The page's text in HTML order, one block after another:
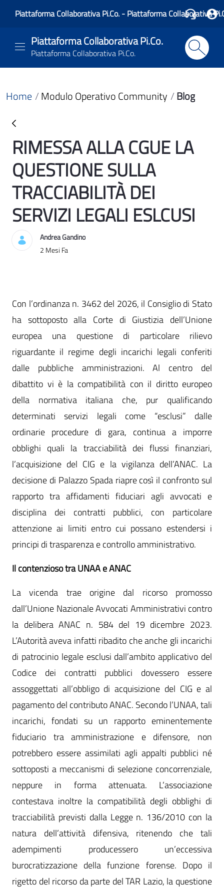
Piattaforma Collaborativa Pi.Co. - Piattaforma Collaborativa
Piattaforma Collaborativa Pi.Co.
Piattaforma Collaborativa Pi.Co.
Home Modulo Operativo Community Blog
BlogRIMESSA ALLA CGUE LA
QUESTIONE SULLA
TRACCIABILITÀ DEI
SERVIZI LEGALI ESLCUSI
Andrea Gandino
Data di Pubblicazione
2 Mesi Fa
Con l’ordinanza n. 3462 del 2026, il Consiglio di Stato
ha sottoposto alla Corte di Giustizia dell’Unione
europea una questione di particolare rilievo
riguardante il regime degli incarichi legali conferiti
dalle pubbliche amministrazioni. Al centro del
dibattito vi è la compatibilità con il diritto europeo
della normativa italiana che, pur qualificando
determinati servizi legali come “esclusi” dalle
ordinarie procedure di gara, continua a imporre
obblighi quali la tracciabilità dei flussi finanziari,
l’acquisizione del CIG e la vigilanza dell’ANAC. La
decisione di Palazzo Spada riapre così il confronto sul
rapporto tra affidamenti fiduciari agli avvocati e
disciplina dei contratti pubblici, con particolare
attenzione ai limiti entro cui possano estendersi i
principi di trasparenza e controllo amministrativo.
Il contenzioso tra UNAA e ANAC
La vicenda trae origine dal ricorso promosso
dall’Unione Nazionale Avvocati Amministrativi contro
la delibera ANAC n. 584 del 19 dicembre 2023.
L’Autorità aveva infatti ribadito che anche gli incarichi
di patrocinio legale esclusi dall’ambito applicativo del
Codice dei contratti pubblici dovessero essere
assoggettati all’obbligo di acquisizione del CIG e al
pagamento del contributo ANAC. Secondo l’UNAA, tali
incarichi, fondati su un rapporto eminentemente
fiduciario tra amministrazione e difensore, non
potrebbero essere assimilati agli appalti pubblici né
sottoposti a meccanismi di selezione concorrenziale,
neppure in forma attenuata. L’associazione
contestava inoltre la compatibilità degli obblighi di
tracciabilità previsti dalla Legge n. 136/2010 con la
natura dell’attività difensiva, ritenendo che tali
adempimenti producessero un’eccessiva
burocratizzazione della funzione forense. Dopo il
rigetto del ricorso da parte del TAR Lazio, la questione